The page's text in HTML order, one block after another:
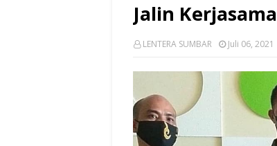
Jalin Kerjasama
LENTERA SUMBAR Juli 06, 2021